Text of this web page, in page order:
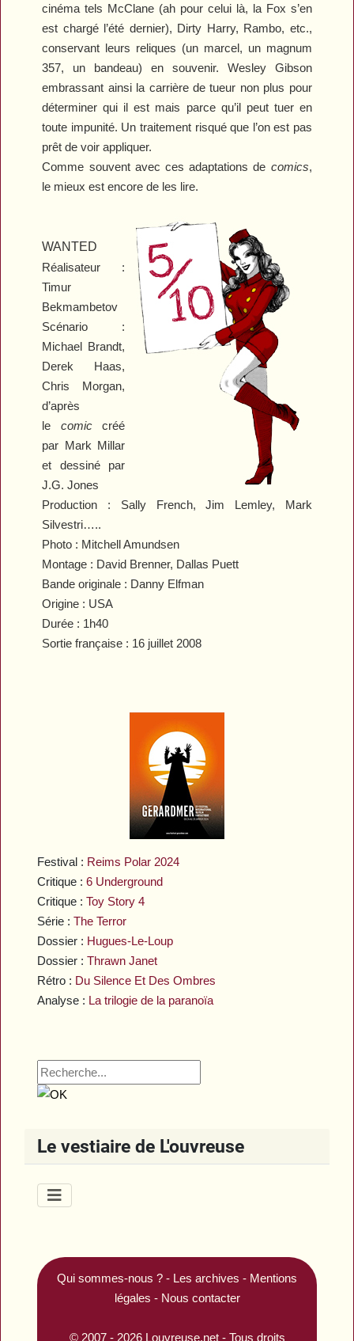
Festival : Reims Polar 2024
Critique :6 Underground
Critique :Toy Story 4
Série :The Terror
Dossier : Hugues-Le-Loup
Dossier :Thrawn Janet
Rétro : Du Silence Et Des Ombres
Analyse : La trilogie de la paranoïa
Le vestiaire de L'ouvreuse
cinéma tels McClane (ah pour celui là, la Fox s’en
est chargé l’été dernier), Dirty Harry, Rambo, etc.,
conservant leurs reliques (un marcel, un magnum
357, un bandeau) en souvenir. Wesley Gibson
embrassant ainsi la carrière de tueur non plus pour
déterminer qui il est mais parce qu’il peut tuer en
toute impunité. Un traitement risqué que l’on est pas
prêt de voir appliquer.
Comme souvent avec ces adaptations de comics,
le mieux est encore de les lire.
WANTED
Réalisateur :
Timur
Bekmambetov
Scénario :
Michael Brandt,
Derek Haas,
Chris Morgan,
d’après
le comiccréé
par Mark Millar
et dessiné par
J.G. Jones
Production : Sally French, Jim Lemley, Mark
Silvestri…..
Photo : Mitchell Amundsen
Montage : David Brenner, Dallas Puett
Bande originale : Danny Elfman
Origine : USA
Durée : 1h40
Sortie française : 16 juillet 2008
Qui sommes-nous ? - Les archives - Mentions
légales - Nous contacter
© 2007 - 2026 Louvreuse.net- Tous droits